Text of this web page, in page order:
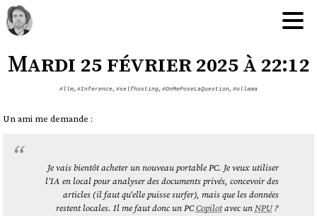
Mardi 25 février 2025 à 22:12
#llm, #Inference, #selfhosting, #OnMePoseLaQuestion, #ollama
Un ami me demande :
Je vais bientôt acheter un nouveau portable PC. Je veux utiliser
l'IA en local pour analyser des documents privés, concevoir des
articles (il faut qu'elle puisse surfer), mais que les données
restent locales. Il me faut donc un PCCopilotavec unNPU?